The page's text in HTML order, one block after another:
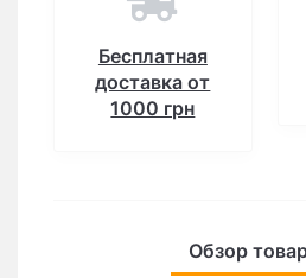
Бесплатная
доставка от
1000 грн
Обзор